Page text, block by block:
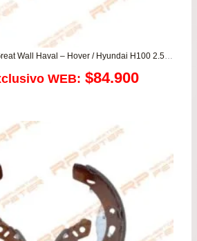
Kit de embrague para Great Wall Haval – Hover / Hyundai H100 2.5 – Galloper / Mitsubishi L200 2.5 – L300 – Montero Sport – Pajero
WEB: $84.900